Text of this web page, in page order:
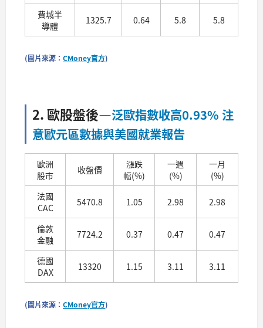
費城半
導體
1325.7 0.64 5.8 5.8
(圖片來源： CMoney官方)
2. 歐股盤後—泛歐指數收高0.93% 注
意歐元區數據與美國就業報告
歐洲
股市
收盤價
漲跌
幅(%)
一週
(%)
一月
(%)
法國
CAC
5470.8 1.05 2.98 2.98
倫敦
金融
7724.2 0.37 0.47 0.47
德國
DAX
13320 1.15 3.11 3.11
(圖片來源： CMoney官方)